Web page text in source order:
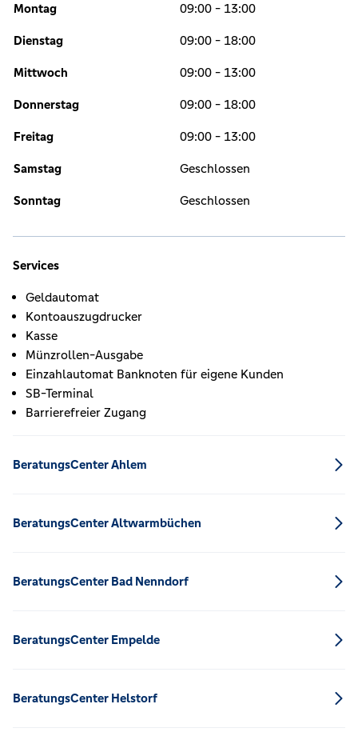
Montag 09:00 - 13:00
Dienstag 09:00 - 18:00
Mittwoch 09:00 - 13:00
Donnerstag 09:00 - 18:00
Freitag 09:00 - 13:00
Samstag Geschlossen
Sonntag Geschlossen
Services
Geldautomat
Kontoauszugdrucker
Kasse
Münzrollen-Ausgabe
Einzahlautomat Banknoten für eigene Kunden
SB-Terminal
Barrierefreier Zugang
BeratungsCenter Ahlem
BeratungsCenter Altwarmbüchen
BeratungsCenter Bad Nenndorf
BeratungsCenter Empelde
BeratungsCenter Helstorf